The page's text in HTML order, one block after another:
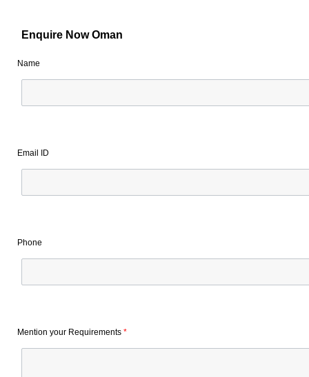
Enquire Now Oman
Name
Email ID
Phone
Mention your Requirements *